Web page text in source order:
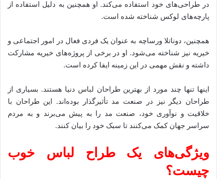
در طراحی‌های خود استفاده می‌کند. او همچنین به دلیل استفاده از
پارچه‌های لوکس شناخته شده است.
همچنین، دوناتلا ورساچه به عنوان یک فردی فعال در امور اجتماعی و
خیریه نیز شناخته می‌شود. او در برخی از پروژه‌های خیریه مشارکت
داشته و نقش مهمی در این زمینه ایفا کرده است.
اینها تنها چند مورد از بهترین طراحان لباس دنیا هستند. بسیاری از
طراحان دیگر نیز در صنعت مد تأثیرگذار بوده‌اند. این طراحان با
خلاقیت و نوآوری خود، صنعت مد را به پیش می‌برند و به مردم
سراسر جهان کمک می‌کنند تا سبک خود را بیان کنند.
ویژگی‌های یک طراح لباس خوب
چیست؟